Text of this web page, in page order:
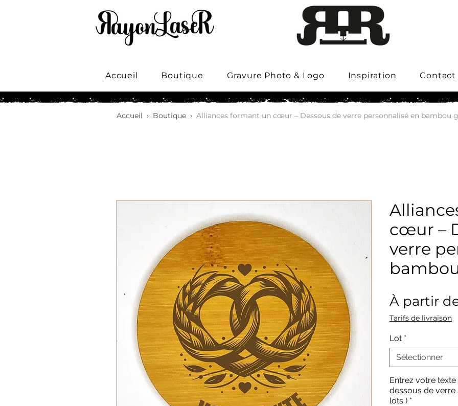
Accueil Boutique Gravure Photo & Logo Inspiration Contact
Accueil › Boutique › Alliances formant un cœur – Dessous de verre personnalisé en bambou
cœur –
verre
À partir
Tarifs de livraison
Lot *
Sélectionner
Entrez votre
dessous de verre
lots ) *